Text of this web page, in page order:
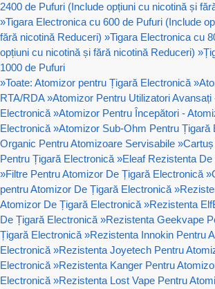
2400 de Pufuri (Include opțiuni cu nicotină și
»Tigara Electronica cu 600 de Pufuri (Include
fără nicotină Reduceri) »Tigara Electronica cu
opțiuni cu nicotină și fără nicotină Reduceri) »
1000 de Pufuri
»Toate: Atomizor pentru Țigară Electronică »
RTA/RDA »Atomizor Pentru Utilizatori
Electronică »Atomizor Pentru Începători -
Electronică »Atomizor Sub-Ohm Pentru Țigară
Organic Pentru Atomizoare Servisabile »
Pentru Țigară Electronică »Eleaf Rezistenta
»Filtre Pentru Atomizor De Țigară Electronică »
pentru Atomizor De Țigară Electronică »
Atomizor De Țigară Electronică »Rezistenta
De Țigară Electronică »Rezistenta Geekvape
Țigară Electronică »Rezistenta Innokin Pentru
Electronică »Rezistenta Joyetech Pentru
Electronică »Rezistenta Kanger Pentru
Electronică »Rezistenta Lost Vape Pentru